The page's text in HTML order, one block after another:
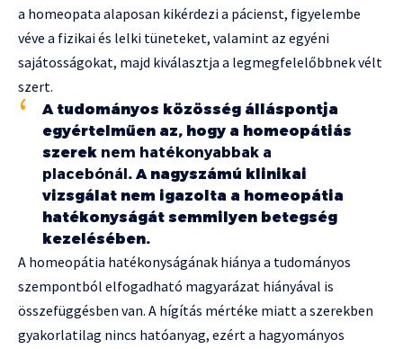
a homeopata alaposan kikérdezi a pácienst, figyelembe
véve a fizikai és lelki tüneteket, valamint az egyéni
sajátosságokat, majd kiválasztja a legmegfelelőbbnek vélt
szert.
A tudományos közösség álláspontja
egyértelműen az, hogy a homeopátiás
szerek nem hatékonyabbak a
placebónál . A nagyszámú klinikai
vizsgálat nem igazolta a homeopátia
hatékonyságát semmilyen betegség
kezelésében.
A homeopátia hatékonyságának hiánya a tudományos
szempontból elfogadható magyarázat hiányával is
összefüggésben van. A hígítás mértéke miatt a szerekben
gyakorlatilag nincs hatóanyag, ezért a hagyományos